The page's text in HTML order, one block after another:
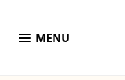
menu MENU